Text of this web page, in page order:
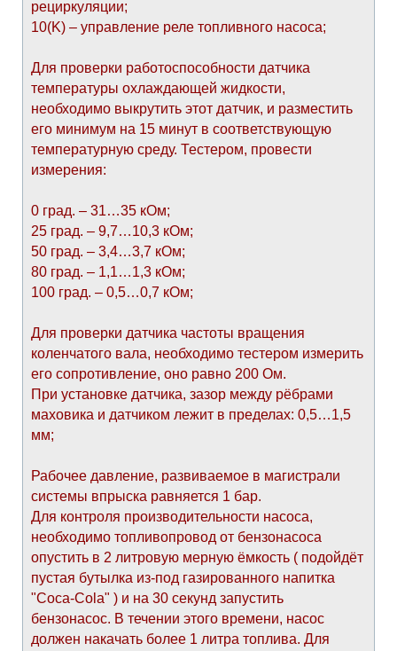
рециркуляции;
10(K) – управление реле топливного насоса;
Для проверки работоспособности датчика
температуры охлаждающей жидкости,
необходимо выкрутить этот датчик, и разместить
его минимум на 15 минут в соответствующую
температурную среду. Тестером, провести
измерения:
0 град. – 31…35 кОм;
25 град. – 9,7…10,3 кОм;
50 град. – 3,4…3,7 кОм;
80 град. – 1,1…1,3 кОм;
100 град. – 0,5…0,7 кОм;
Для проверки датчика частоты вращения
коленчатого вала, необходимо тестером измерить
его сопротивление, оно равно 200 Ом.
При установке датчика, зазор между рёбрами
маховика и датчиком лежит в пределах: 0,5…1,5
мм;
Рабочее давление, развиваемое в магистрали
системы впрыска равняется 1 бар.
Для контроля производительности насоса,
необходимо топливопровод от бензонасоса
опустить в 2 литровую мерную ёмкость ( подойдёт
пустая бутылка из-под газированного напитка
"Coca-Cola" ) и на 30 секунд запустить
бензонасос. В течении этого времени, насос
должен накачать более 1 литра топлива. Для